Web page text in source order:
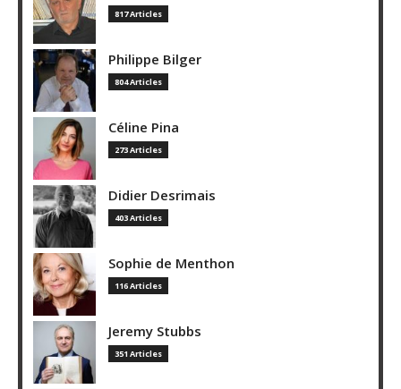
817 Articles
Philippe Bilger
804 Articles
Céline Pina
273 Articles
Didier Desrimais
403 Articles
Sophie de Menthon
116 Articles
Jeremy Stubbs
351 Articles